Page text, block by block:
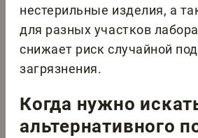
нестерильные изделия, а
для разных участков
снижает риск случайной
загрязнения.
Когда нужно
альтернативного